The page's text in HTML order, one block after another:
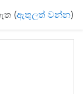
(ඇතුලත් වන්න)